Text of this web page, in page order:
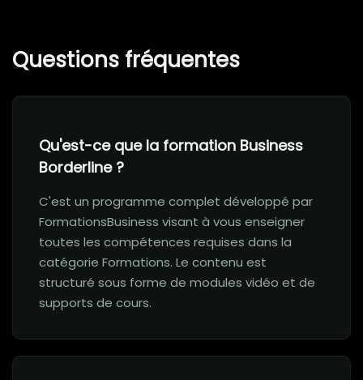
Questions fréquentes
Qu'est-ce que la formation Business
Borderline ?
C'est un programme complet développé par
FormationsBusiness visant à vous enseigner
toutes les compétences requises dans la
catégorie Formations. Le contenu est
structuré sous forme de modules vidéo et de
supports de cours.